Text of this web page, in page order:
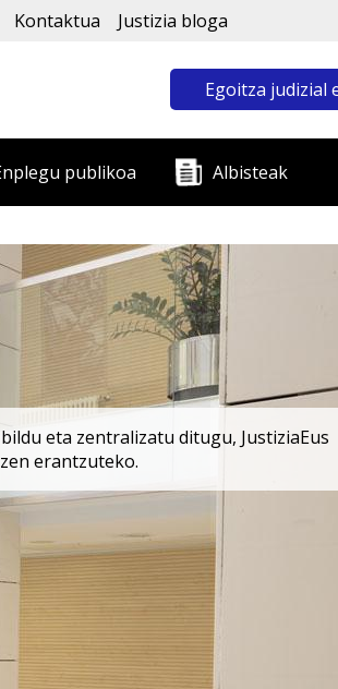
Kontaktua Justizia bloga
Egoitza judizial
publikoa Albisteak
eta zentralizatu ditugu, JustiziaEus
erantzuteko.